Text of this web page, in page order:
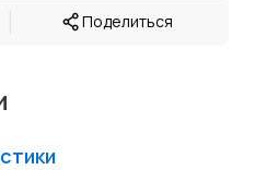
| Поделиться